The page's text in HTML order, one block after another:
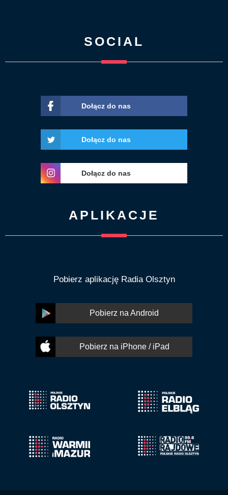
SOCIAL
Dołącz do nas
Dołącz do nas
Dołącz do nas
APLIKACJE
Pobierz aplikację Radia Olsztyn
Pobierz na Android
Pobierz na iPhone / iPad